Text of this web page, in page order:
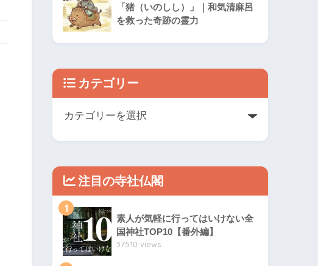
「猪（いのしし）」｜和気清麻呂
を救った奇跡の霊力
カテゴリー
注目の寺社仏閣
1
素人が気軽に行ってはいけない全
国神社TOP10【番外編】
37510 views